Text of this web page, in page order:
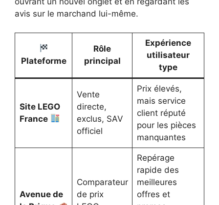
avis sur le marchand lui-même.
Plateforme
Rôle
principal
Expérience
utilisateur
type
Site LEGO
France
Vente
directe,
exclus, SAV
officiel
Prix élevés,
mais service
client réputé
pour les pièces
manquantes
Avenue de
Comparateur
de prix
Repérage
rapide des
meilleures
offres et